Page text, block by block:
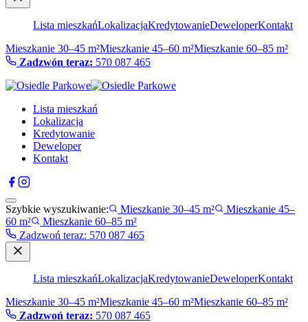
Lista mieszkańLokalizacjaKredytowanieDeweloperKontakt
Mieszkanie 30–45 m²Mieszkanie 45–60 m²Mieszkanie 60–85 m²
Zadzwón teraz: 570 087 465
Lista mieszkań
Lokalizacja
Kredytowanie
Deweloper
Kontakt
Szybkie wyszukiwanie: Mieszkanie 30–45 m²
Mieszkanie 45–
60 m²
Mieszkanie 60–85 m²
Zadzwoń teraz: 570 087 465
Lista mieszkańLokalizacjaKredytowanieDeweloperKontakt
Mieszkanie 30–45 m²Mieszkanie 45–60 m²Mieszkanie 60–85 m²
Zadzwoń teraz: 570 087 465